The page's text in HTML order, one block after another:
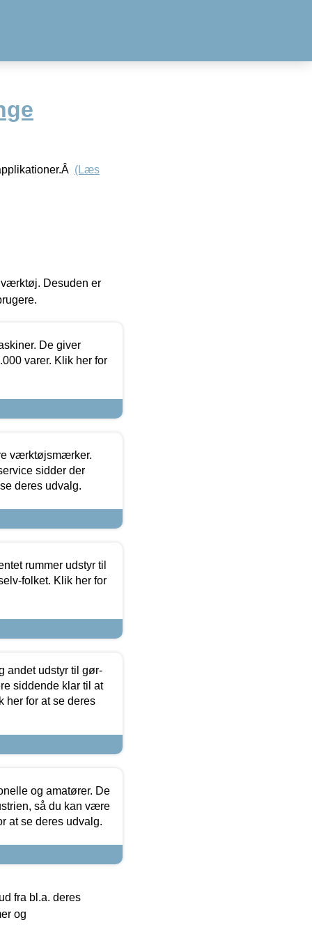
(Læs
Desuden er
De giver
varer. Klik her for
værktøjsmærker.
sidder der
deres udvalg.
rummer udstyr til
folket. Klik her for
andet udstyr til gør-
siddende klar til at
her for at se deres
og amatører. De
så du kan være
at se deres udvalg.
fra bl.a. deres
og